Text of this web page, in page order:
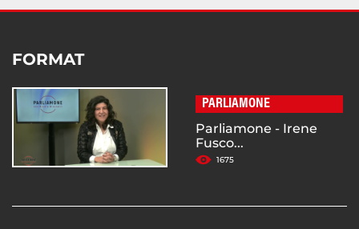
FORMAT
PARLIAMONE
Parliamone - Irene
Fusco...
1675